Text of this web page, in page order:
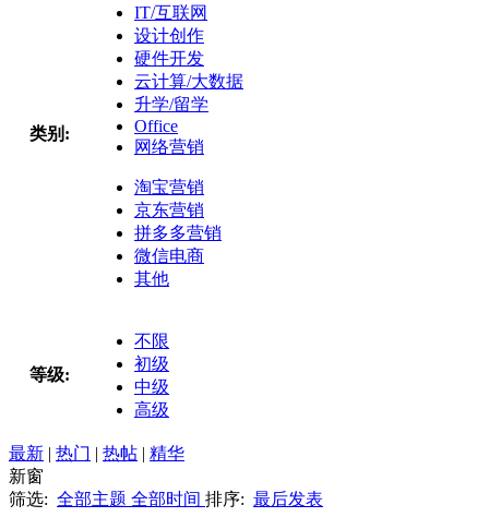
类别:
IT/互联网
设计创作
硬件开发
云计算/大数据
升学/留学
Office
网络营销
淘宝营销
京东营销
拼多多营销
微信电商
其他
等级:
不限
初级
中级
高级
最新 | 热门 | 热帖 | 精华
新窗
筛选: 全部主题 全部时间 排序: 最后发表